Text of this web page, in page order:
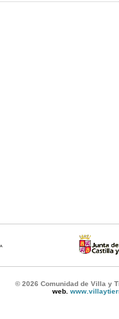
© 2026 Comunidad de Villa y
web.